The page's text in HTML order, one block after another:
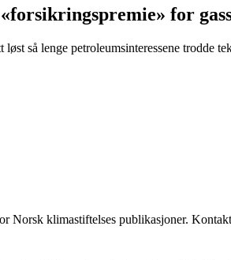
for
så lenge petroleumsinteressene trodde
Norsk klimastiftelses publikasjoner.